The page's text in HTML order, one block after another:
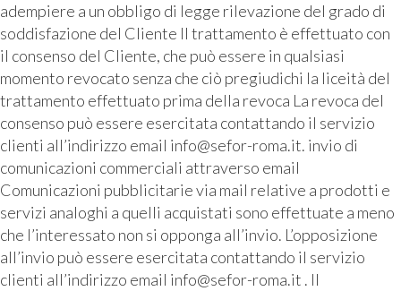
adempiere a un obbligo di legge rilevazione del grado di
soddisfazione del Cliente Il trattamento è effettuato con
il consenso del Cliente, che può essere in qualsiasi
momento revocato senza che ciò pregiudichi la liceità del
trattamento effettuato prima della revoca La revoca del
consenso può essere esercitata contattando il servizio
clienti all’indirizzo email info@sefor-roma.it. invio di
comunicazioni commerciali attraverso email
Comunicazioni pubblicitarie via mail relative a prodotti e
servizi analoghi a quelli acquistati sono effettuate a meno
che l’interessato non si opponga all’invio. L’opposizione
all’invio può essere esercitata contattando il servizio
clienti all’indirizzo email info@sefor-roma.it . Il